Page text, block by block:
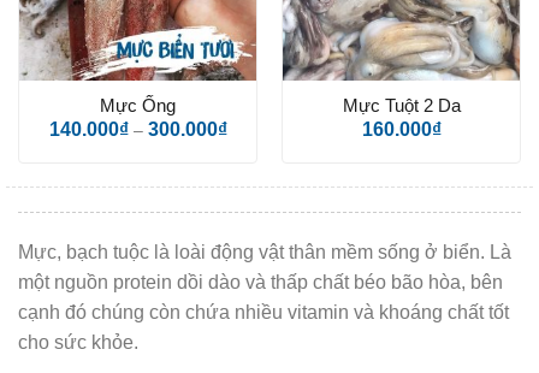
Mực Ống
140.000₫– 300.000₫
Mực Tuột 2 Da
160.000₫
Mực, bạch tuộc là loài động vật thân mềm sống ở biển. Là
một nguồn protein dồi dào và thấp chất béo bão hòa, bên
cạnh đó chúng còn chứa nhiều vitamin và khoáng chất tốt
cho sức khỏe.
Số điện thoại*
Đặt hàng